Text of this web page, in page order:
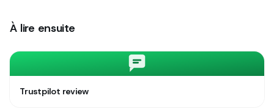
À lire ensuite
Trustpilot review